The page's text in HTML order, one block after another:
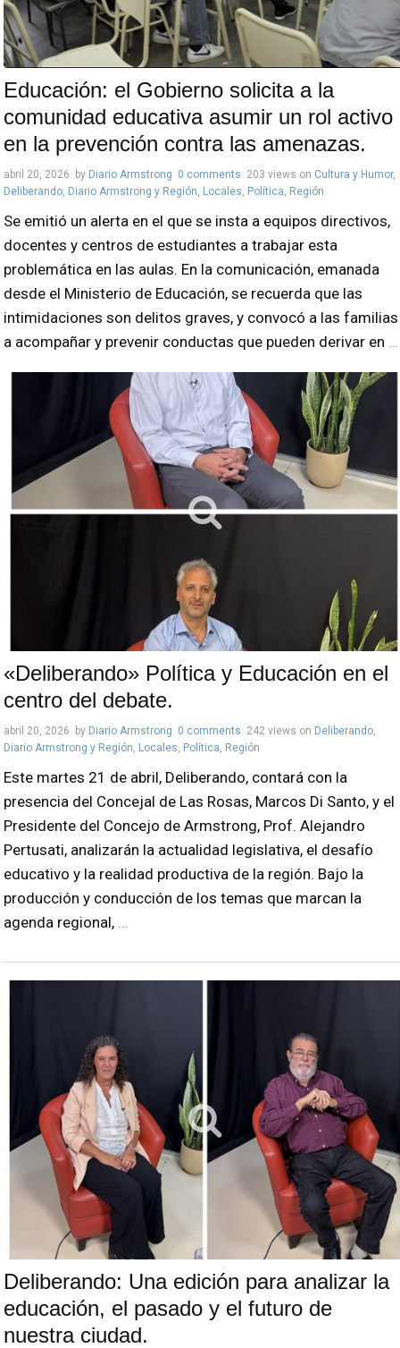
Educación: el Gobierno solicita a la
comunidad educativa asumir un rol activo
en la prevención contra las amenazas.
abril 20, 2026 by Diario Armstrong 0 comments 203 views on Cultura y Humor,
Deliberando, Diario Armstrong y Región, Locales, Política, Región
Se emitió un alerta en el que se insta a equipos directivos,
docentes y centros de estudiantes a trabajar esta
problemática en las aulas. En la comunicación, emanada
desde el Ministerio de Educación, se recuerda que las
intimidaciones son delitos graves, y convocó a las familias
a acompañar y prevenir conductas que pueden derivar en …
«Deliberando» Política y Educación en el
centro del debate.
abril 20, 2026 by Diario Armstrong 0 comments 242 views on Deliberando,
Diario Armstrong y Región, Locales, Política, Región
Este martes 21 de abril, Deliberando, contará con la
presencia del Concejal de Las Rosas, Marcos Di Santo, y el
Presidente del Concejo de Armstrong, Prof. Alejandro
Pertusati, analizarán la actualidad legislativa, el desafío
educativo y la realidad productiva de la región. Bajo la
producción y conducción de los temas que marcan la
agenda regional, …
Deliberando: Una edición para analizar la
educación, el pasado y el futuro de
nuestra ciudad.